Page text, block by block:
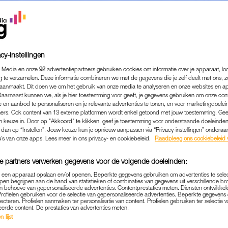
PRINS UIT 'MAFS'
MET 27 JAAR
'ALLES KLOPT'
MEDIA|OH, JA JOH?
20-05-2026 | LOTTE VAN ZIJL
in 2023 mee aan het programma
instellingen
en onze 92 advertentiepartners gebruiken cookies om informatie over je apparaat,
te verzamelen. Deze informatie combineren we met de gegevens die je zelf deelt met ons,
Dit doen we om het gebruik van onze media te analyseren en onze websites en
kunnen we, als je hier toestemming voor geeft, je gegevens gebruiken om onze
en aanbod te personaliseren en je relevante advertenties te tonen, en voor
Ook content van 13 externe platformen wordt enkel getoond met jouw toestemming.
keuze in. Door op "Akkoord" te klikken, geef je toestemming voor onderstaande
op “Instellen”. Jouw keuze kun je opnieuw aanpassen via “Privacy-instellingen”
van onze apps. Lees meer in ons privacy- en cookiebeleid.
Raadpleeg ons cookiebeleid
partners verwerken gegevens voor de volgende doeleinden:
apparaat opslaan en/of openen. Beperkte gegevens gebruiken om advertenties te
begrijpen aan de hand van statistieken of combinaties van gegevens uit verschillende
behoeve van gepersonaliseerde advertenties. Contentprestaties meten. Diensten
gebruiken voor de selectie van gepersonaliseerde advertenties. Beperkte
Profielen aanmaken ter personalisatie van content. Profielen gebruiken ter selectie
content. De prestaties van advertenties meten.
lijst